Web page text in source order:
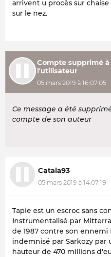
arrivent u procès sur
sur le nez.
Compte supprimé
l'utilisateur
05 mars 2019 à 16:07:05
Ce message a été
compte de son auteur
Catala93
05 mars 2019 à 14:07:19
Tapie est un escroc sans
Instrumentalisé par
de 1987 contre son
indemnisé par Sarkozy
hauteur de 470 millions